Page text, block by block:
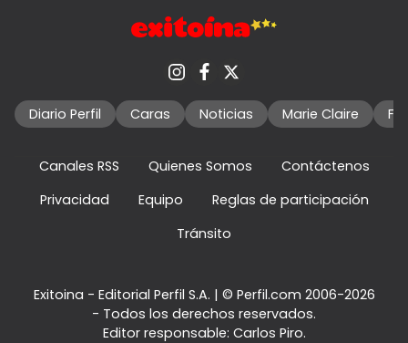
Diario Perfil Caras Noticias Marie Claire
Canales RSS Quienes Somos
Contáctenos
Privacidad
Equipo
Reglas de participación
Tránsito
Exitoina - Editorial Perfil S.A. | © Perfil.com 2006-2026
- Todos los derechos reservados.
Editor responsable: Carlos Piro.